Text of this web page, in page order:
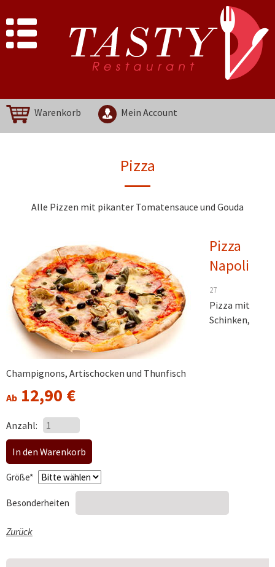
Warenkorb Mein Account
Pizza
Alle Pizzen mit pikanter Tomatensauce und Gouda
Pizza
Napoli
27
Pizza mit
Schinken,
Champignons, Artischocken und Thunfisch
Ab 12,90 €
Anzahl:
Pflichtfeld
Größe*
Besonderheiten
Zurück